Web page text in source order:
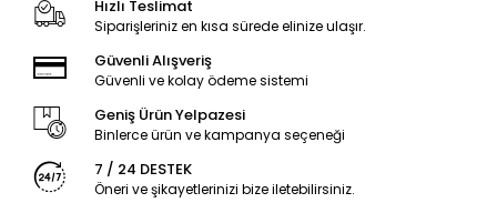
Hızlı Teslimat
Siparişleriniz en kısa sürede elinize ulaşır.
Güvenli Alışveriş
Güvenli ve kolay ödeme sistemi
Geniş Ürün Yelpazesi
Binlerce ürün ve kampanya seçeneği
7 / 24 DESTEK
Öneri ve şikayetlerinizi bize iletebilirsiniz.